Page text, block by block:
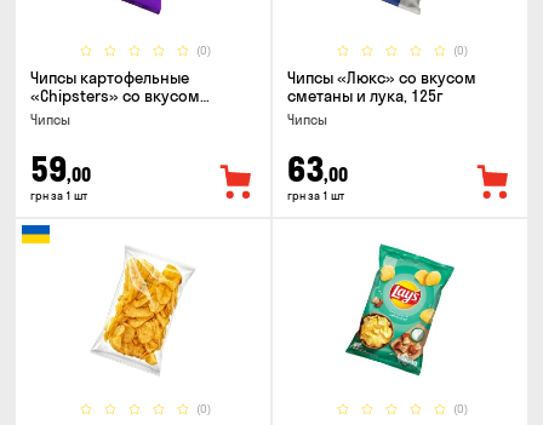
(0)
Чипсы картофельные
«Chipsters» со вкусом
острый удон, 100г
Чипсы
59,00
грн за 1 шт
(0)
Чипсы «Люкс» со вкусом
сметаны и лука, 125г
Чипсы
63,00
грн за 1 шт
(0) (0)